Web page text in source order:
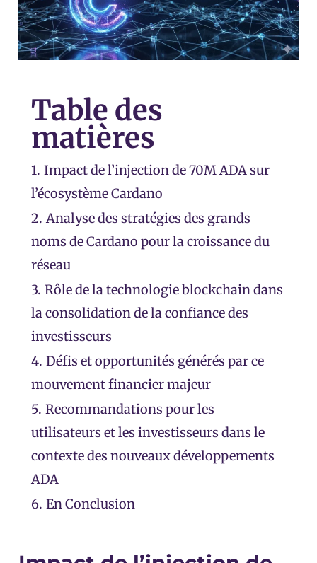
Table des
matières
1. Impact de l’injection de 70M ADA sur
l’écosystème Cardano
2. Analyse des stratégies des grands
noms de Cardano pour la croissance du
réseau
3. Rôle de la technologie blockchain dans
la consolidation de la confiance des
investisseurs
4. Défis et opportunités générés par ce
mouvement financier majeur
5. Recommandations pour les
utilisateurs et les investisseurs dans le
contexte des nouveaux développements
ADA
6. En Conclusion